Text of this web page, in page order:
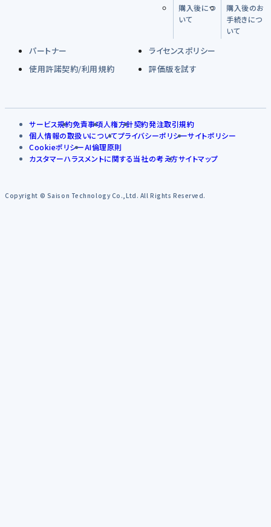
購入後につ
いて
購入後のお
手続きにつ
いて
パートナー
ライセンスポリシー
使用許諾契約/利用規約
評価版を試す
サービス規約免責事項人権方針契約発注取引規約
個人情報の取扱いについてプライバシーポリシーサイトポリシー
CookieポリシーAI倫理原則
カスタマーハラスメントに関する当社の考え方サイトマップ
Copyright © Saison Technology Co.,Ltd. All Rights Reserved.